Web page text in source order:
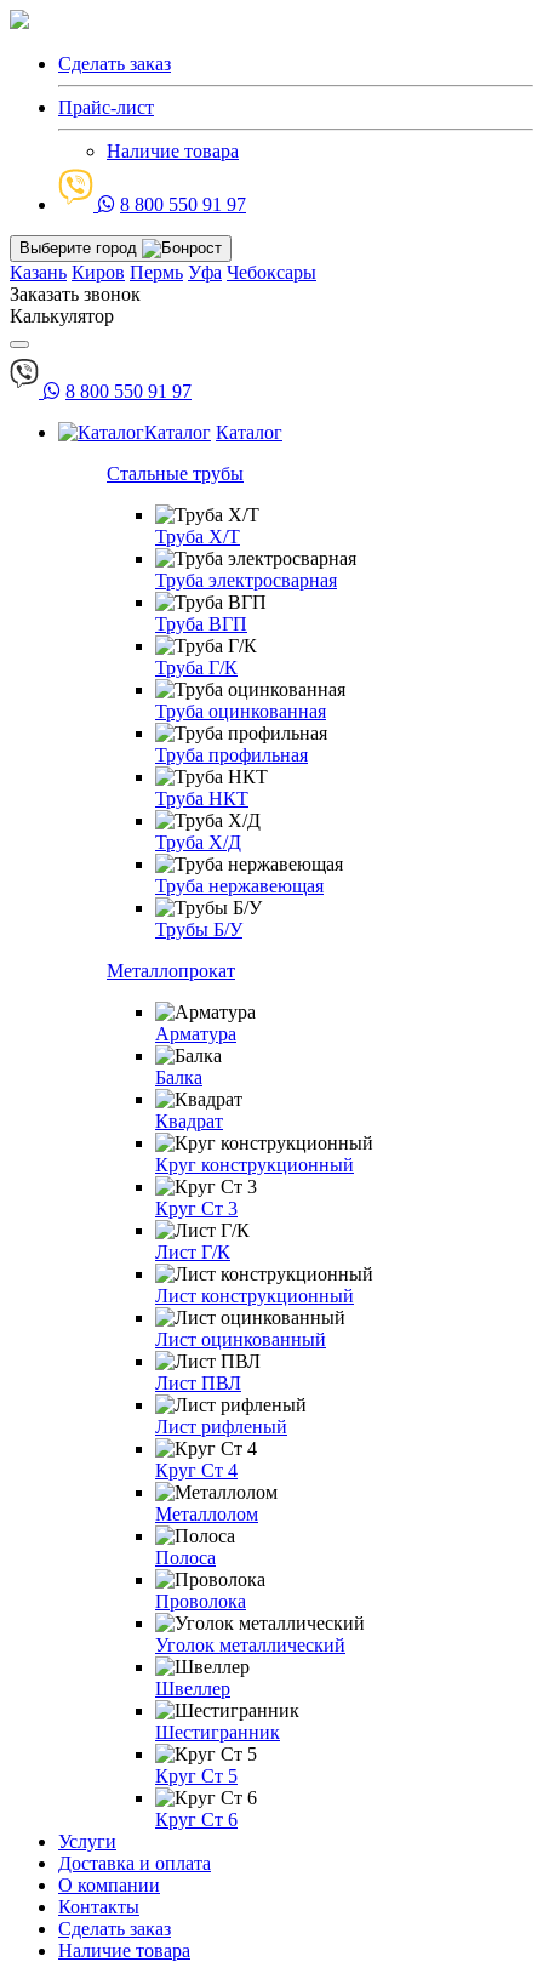
Сделать заказ
Прайс-лист
Наличие товара
8 800 550 91 97
Выберите город
Казань Киров Пермь Уфа Чебоксары
Заказать звонок
Калькулятор
8 800 550 91 97
Каталог Каталог
Стальные трубы
Труба Х/Т
Труба электросварная
Труба ВГП
Труба Г/К
Труба оцинкованная
Труба профильная
Труба НКТ
Труба Х/Д
Труба нержавеющая
Трубы Б/У
Металлопрокат
Арматура
Балка
Квадрат
Круг конструкционный
Круг Ст 3
Лист Г/К
Лист конструкционный
Лист оцинкованный
Лист ПВЛ
Лист рифленый
Круг Ст 4
Металлолом
Полоса
Проволока
Уголок металлический
Швеллер
Шестигранник
Круг Ст 5
Круг Ст 6
Услуги
Доставка и оплата
О компании
Контакты
Сделать заказ
Наличие товара